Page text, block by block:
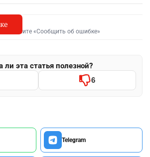
и нажмите «Сообщить об ошибке»
ли эта статья полезной?
6
Telegram